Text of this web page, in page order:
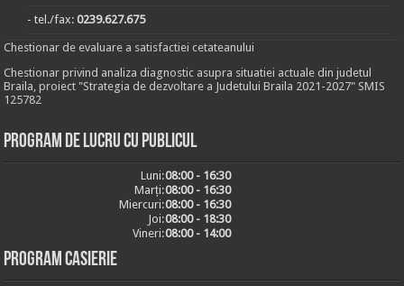
- tel./fax:0239.627.675
Chestionar de evaluare a satisfactiei cetateanului
Chestionar privind analiza diagnostic asupra situatiei actuale din judetul
Braila, proiect "Strategia de dezvoltare a Judetului Braila 2021-2027" SMIS
125782
Program de lucru cu publicul
Luni:08:00 - 16:30
Marți:08:00 - 16:30
Miercuri:08:00 - 16:30
Joi:08:00 - 18:30
Vineri:08:00 - 14:00
Program casierie